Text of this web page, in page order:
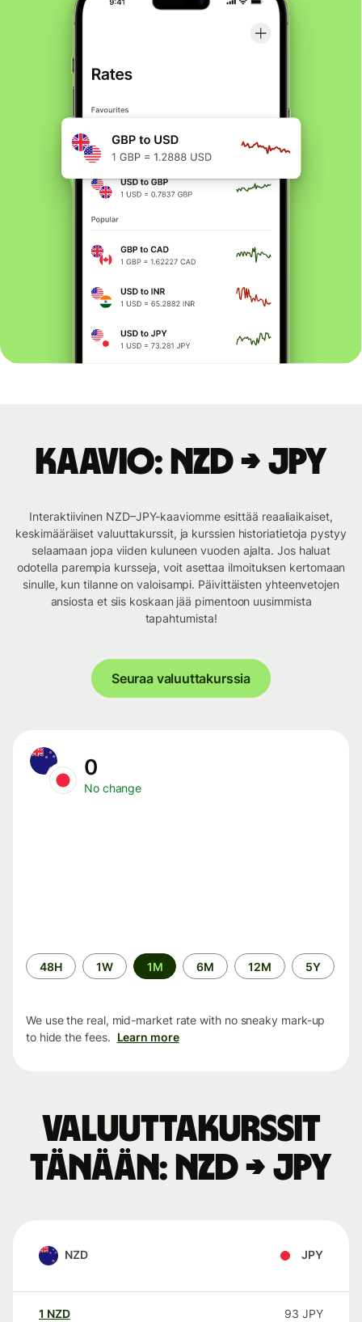
Kaavio: NZD → JPY
Interaktiivinen NZD–JPY-kaaviomme esittää reaaliaikaiset,
keskimääräiset valuuttakurssit, ja kurssien historiatietoja pystyy
selaamaan jopa viiden kuluneen vuoden ajalta. Jos haluat
odotella parempia kursseja, voit asettaa ilmoituksen kertomaan
sinulle, kun tilanne on valoisampi. Päivittäisten yhteenvetojen
ansiosta et siis koskaan jää pimentoon uusimmista
tapahtumista!
Seuraa valuuttakurssia
0
No change
Time
period
48H 1W 1M 6M 12M 5Y
We use the real, mid-market rate with no sneaky mark-up
to hide the fees. Learn more
Valuuttakurssit
tänään: NZD → JPY
NZD JPY
1 NZD 93 JPY